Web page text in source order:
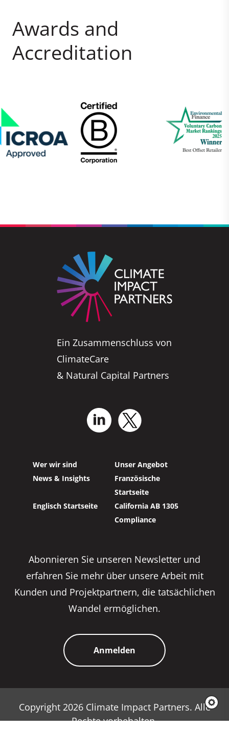
Awards and
Accreditation
Ein Zusammenschluss von
ClimateCare
& Natural Capital Partners
Wer wir sind
Unser Angebot
News & Insights
Französische
Startseite
Englisch Startseite
California AB 1305
Compliance
Abonnieren Sie unseren Newsletter und
erfahren Sie mehr über unsere Arbeit mit
Kunden und Projektpartnern, die tatsächlichen
Wandel ermöglichen.
Anmelden
Copyright 2026 Climate Impact Partners. Alle
Rechte vorbehalten.